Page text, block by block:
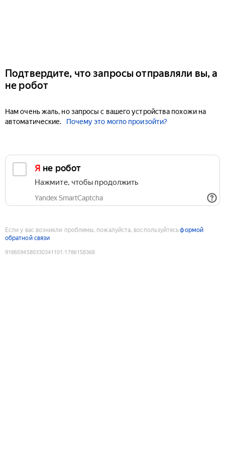
Подтвердите, что запросы отправляли вы, а
не робот
Нам очень жаль, но запросы с вашего устройства похожи на
автоматические.
Почему это могло произойти?
Я не робот
Нажмите, чтобы продолжить
Yandex SmartCaptcha
Если у вас возникли проблемы, пожалуйста, воспользуйтесьформой
обратной связи
9186594580330341101 :1786158368